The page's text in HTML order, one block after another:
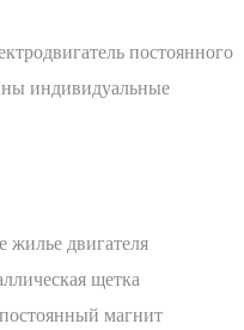
постоянного
индивидуальные
жилье двигателя
щетка
магнит